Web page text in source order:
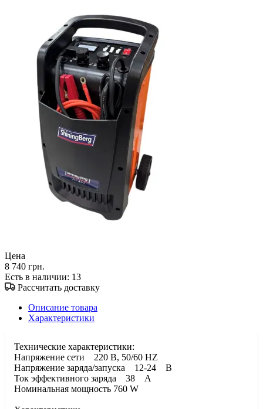
Цена
8 740 грн.
Есть в наличии: 13
Рассчитать доставку
Описание товара
Характеристики
Технические характеристики:
Напряжение сети 220 B, 50/60 HZ
Напряжение заряда/запуска 12-24 В
Ток эффективного заряда 38 А
Номинальная мощность 760 W